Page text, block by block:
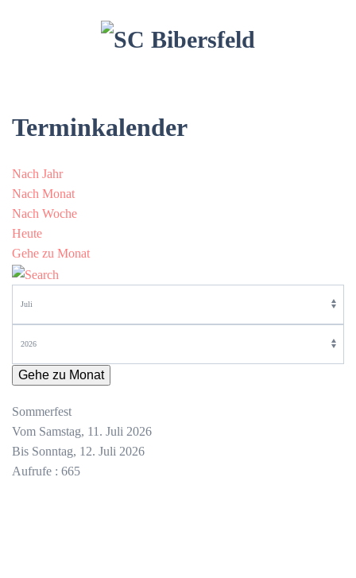
Terminkalender
Nach Jahr
Nach Monat
Nach Woche
Heute
Gehe zu Monat
Gehe zu Monat
Sommerfest
Vom Samstag, 11. Juli 2026
Bis Sonntag, 12. Juli 2026
Aufrufe : 665